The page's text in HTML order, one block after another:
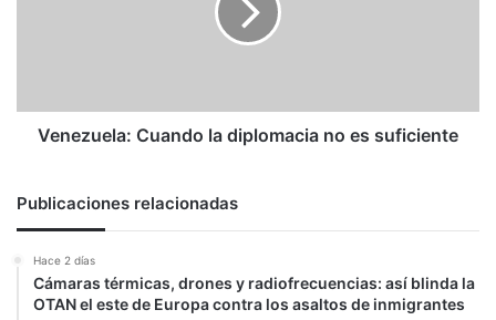
Venezuela: Cuando la diplomacia no es suficiente
Publicaciones relacionadas
Hace 2 días
Cámaras térmicas, drones y radiofrecuencias: así blinda la
OTAN el este de Europa contra los asaltos de inmigrantes